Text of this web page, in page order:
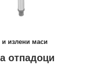
и излени маси
отпадоци